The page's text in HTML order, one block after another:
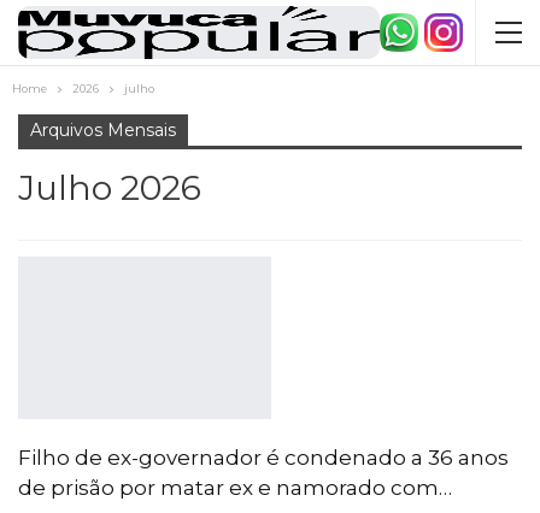
Home 2026 julho
Arquivos Mensais
Julho 2026
Filho de ex-governador é condenado a 36 anos
de prisão por matar ex e namorado com…